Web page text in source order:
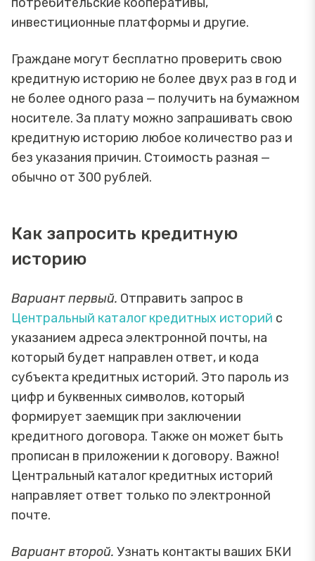
инвестиционные платформы и другие.
Граждане могут бесплатно проверить свою
кредитную историю не более двух раз в год и
не более одного раза — получить на бумажном
носителе. За плату можно запрашивать свою
кредитную историю любое количество раз и
без указания причин. Стоимость разная —
обычно от 300 рублей.
Как запросить кредитную
историю
Вариант первый. Отправить запрос в
Центральный каталог кредитных историй с
указанием адреса электронной почты, на
который будет направлен ответ, и кода
субъекта кредитных историй. Это пароль из
цифр и буквенных символов, который
формирует заемщик при заключении
кредитного договора. Также он может быть
прописан в приложении к договору. Важно!
Центральный каталог кредитных историй
направляет ответ только по электронной
почте.
Вариант второй. Узнать контакты ваших БКИ